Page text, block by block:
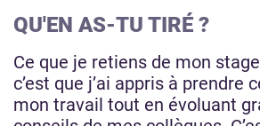
QU'EN AS-TU TIRÉ ?
Ce que je retiens de mon
c’est que j’ai appris à prendre
mon travail tout en évoluant